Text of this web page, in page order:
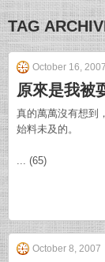
TAG
October 16, 2007
原來是我被
真的萬萬沒有想到
始料未及的。
... (65)
October 8, 2007